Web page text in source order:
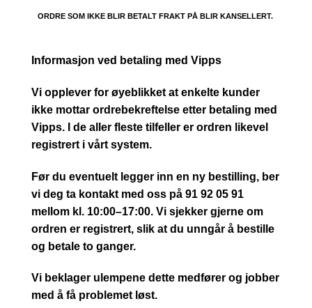
ORDRE SOM IKKE BLIR BETALT FRAKT PÅ BLIR KANSELLERT.
Informasjon ved betaling med Vipps
Vi opplever for øyeblikket at enkelte kunder
ikke mottar ordrebekreftelse etter betaling med
Vipps. I de aller fleste tilfeller er ordren likevel
registrert i vårt system.
Før du eventuelt legger inn en ny bestilling, ber
vi deg ta kontakt med oss på 91 92 05 91
mellom kl. 10:00–17:00. Vi sjekker gjerne om
ordren er registrert, slik at du unngår å bestille
og betale to ganger.
Vi beklager ulempene dette medfører og jobber
med å få problemet løst.